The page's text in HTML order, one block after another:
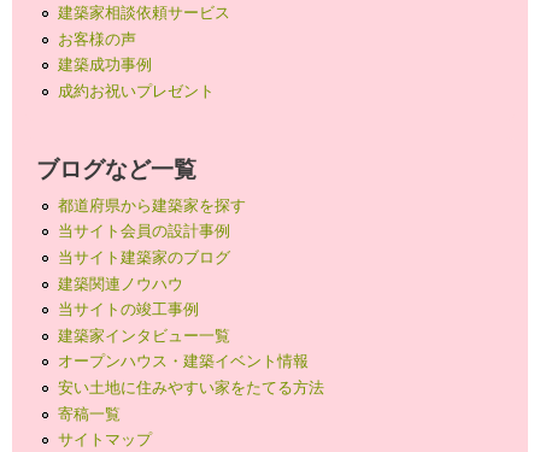
建築家相談依頼サービス
お客様の声
建築成功事例
成約お祝いプレゼント
ブログなど一覧
都道府県から建築家を探す
当サイト会員の設計事例
当サイト建築家のブログ
建築関連ノウハウ
当サイトの竣工事例
建築家インタビュー一覧
オープンハウス・建築イベント情報
安い土地に住みやすい家をたてる方法
寄稿一覧
サイトマップ